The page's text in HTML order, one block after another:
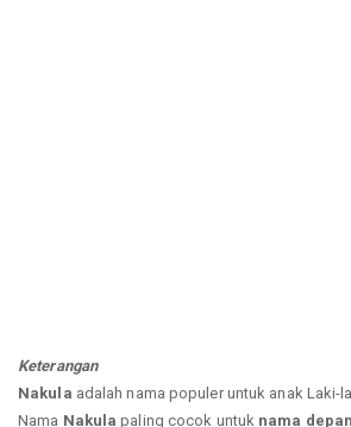
Keterangan
Nakula adalah nama populer untuk anak Laki-
Nama Nakula paling cocok untuk nama depan